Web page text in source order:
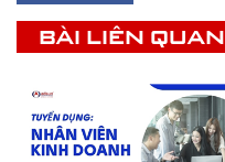
BÀI LIÊN QUAN